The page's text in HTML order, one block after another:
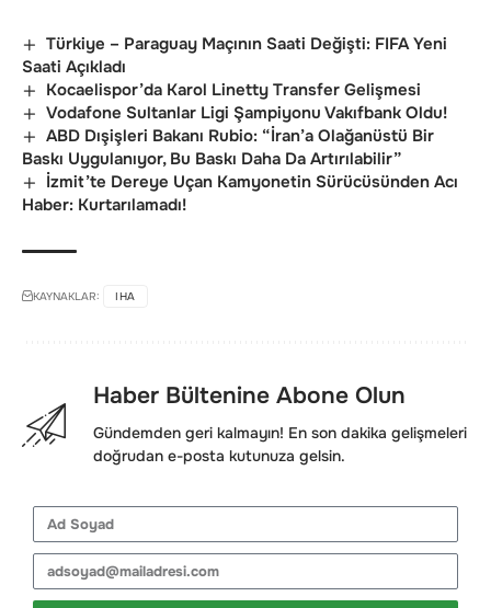
Türkiye – Paraguay Maçının Saati Değişti: FIFA Yeni
Saati Açıkladı
Kocaelispor’da Karol Linetty Transfer Gelişmesi
Vodafone Sultanlar Ligi Şampiyonu Vakıfbank Oldu!
ABD Dışişleri Bakanı Rubio: “İran’a Olağanüstü Bir
Baskı Uygulanıyor, Bu Baskı Daha Da Artırılabilir”
İzmit’te Dereye Uçan Kamyonetin Sürücüsünden Acı
Haber: Kurtarılamadı!
KAYNAKLAR: IHA
Haber Bültenine Abone Olun
Gündemden geri kalmayın! En son dakika gelişmeleri
doğrudan e-posta kutunuza gelsin.